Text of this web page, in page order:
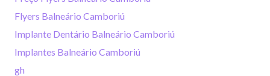
Flyers Balneário Camboriú
Implante Dentário Balneário Camboriú
Implantes Balneário Camboriú
gh